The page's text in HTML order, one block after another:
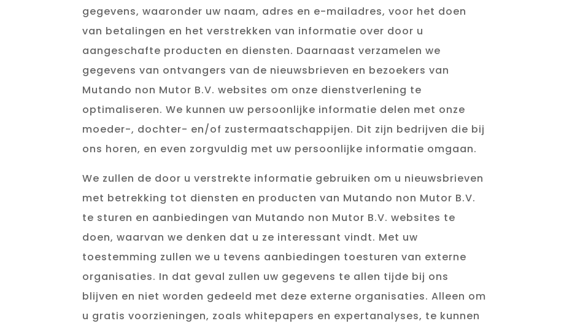
gegevens, waaronder uw naam, adres en e-mailadres, voor het doen
van betalingen en het verstrekken van informatie over door u
aangeschafte producten en diensten. Daarnaast verzamelen we
gegevens van ontvangers van de nieuwsbrieven en bezoekers van
Mutando non Mutor B.V. websites om onze dienstverlening te
optimaliseren. We kunnen uw persoonlijke informatie delen met onze
moeder-, dochter- en/of zustermaatschappijen. Dit zijn bedrijven die bij
ons horen, en even zorgvuldig met uw persoonlijke informatie omgaan.
We zullen de door u verstrekte informatie gebruiken om u nieuwsbrieven
met betrekking tot diensten en producten van Mutando non Mutor B.V.
te sturen en aanbiedingen van Mutando non Mutor B.V. websites te
doen, waarvan we denken dat u ze interessant vindt. Met uw
toestemming zullen we u tevens aanbiedingen toesturen van externe
organisaties. In dat geval zullen uw gegevens te allen tijde bij ons
blijven en niet worden gedeeld met deze externe organisaties. Alleen om
u gratis voorzieningen, zoals whitepapers en expertanalyses, te kunnen